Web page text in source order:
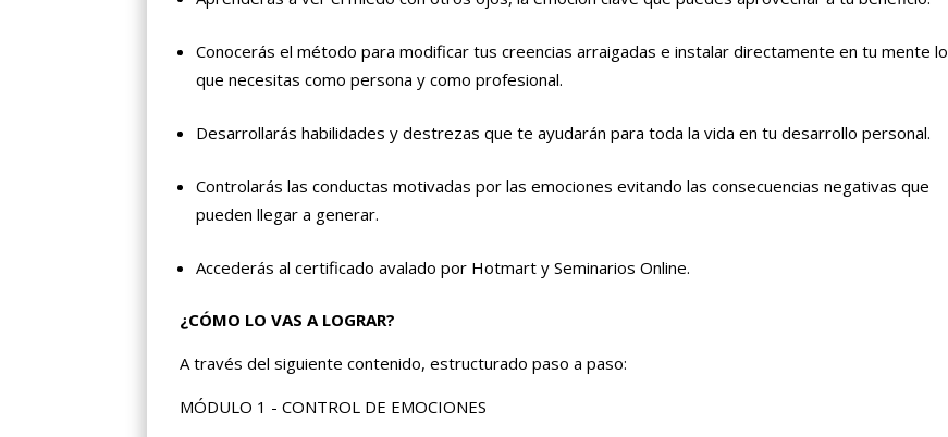
Conocerás el método para modificar tus creencias arraigadas e instalar directamente en tu mente lo
que necesitas como persona y como profesional.
Desarrollarás habilidades y destrezas que te ayudarán para toda la vida en tu desarrollo personal.
Controlarás las conductas motivadas por las emociones evitando las consecuencias negativas que
pueden llegar a generar.
Accederás al certificado avalado por Hotmart y Seminarios Online.
¿CÓMO LO VAS A LOGRAR?
A través del siguiente contenido, estructurado paso a paso:
MÓDULO 1 - CONTROL DE EMOCIONES